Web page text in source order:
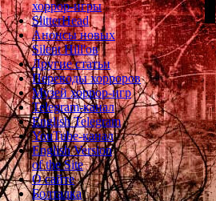
хоррор-игры
SlitterHead
Анонсы новых
Silent Hill'ов
Другие статьи
Переводы хорроров
Музей хоррор-игр
Telegram-канал
English Telegram
YouTube-канал
English Version
of the Site
О сайте
Болталка